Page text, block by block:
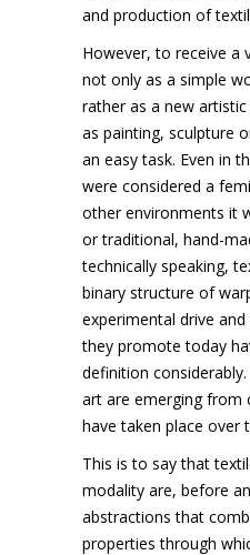
and production of
However, to receive a
not only as a simple
rather as a new
as painting, sculpture
an easy task. Even in
were considered a
other environments it
or traditional, hand-
technically speaking,
binary structure of
experimental drive
they promote today
definition
art are emerging from
have taken place over
This is to say that
modality are, before
abstractions that
properties through